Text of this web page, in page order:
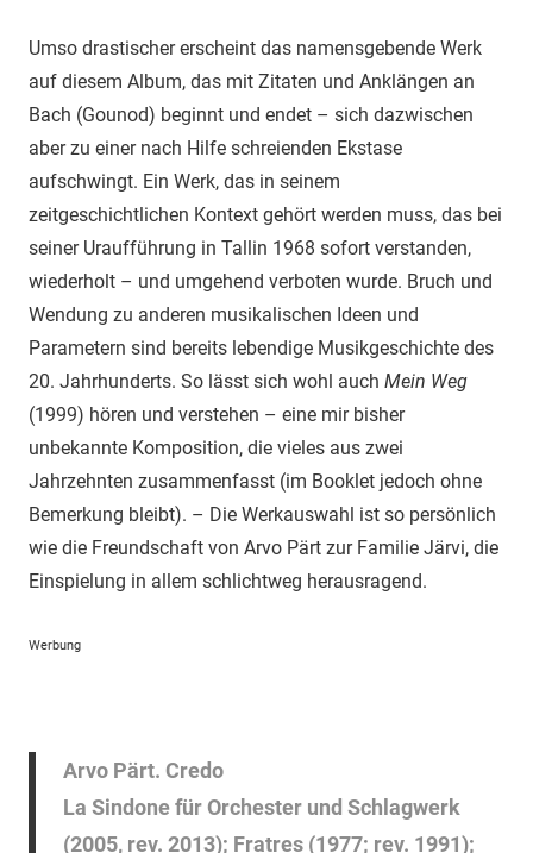
Umso drastischer erscheint das namensgebende Werk
auf diesem Album, das mit Zitaten und Anklängen an
Bach (Gounod) beginnt und endet – sich dazwischen
aber zu einer nach Hilfe schreienden Ekstase
aufschwingt. Ein Werk, das in seinem
zeitgeschichtlichen Kontext gehört werden muss, das bei
seiner Uraufführung in Tallin 1968 sofort verstanden,
wiederholt – und umgehend verboten wurde. Bruch und
Wendung zu anderen musikalischen Ideen und
Parametern sind bereits lebendige Musikgeschichte des
20. Jahrhunderts. So lässt sich wohl auch Mein Weg
(1999) hören und verstehen – eine mir bisher
unbekannte Komposition, die vieles aus zwei
Jahrzehnten zusammenfasst (im Booklet jedoch ohne
Bemerkung bleibt). – Die Werkauswahl ist so persönlich
wie die Freundschaft von Arvo Pärt zur Familie Järvi, die
Einspielung in allem schlichtweg herausragend.
Werbung
Arvo Pärt. Credo
La Sindone für Orchester und Schlagwerk
(2005, rev. 2013); Fratres (1977; rev. 1991);